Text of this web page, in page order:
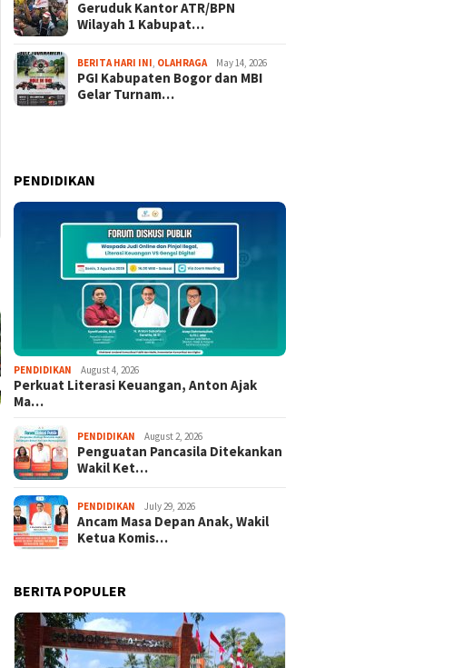
Ketua KONI Apresiasi Atlet
Panjat Tebing Terlibat
Pengibaran Merah Putih
Raksasa
Perkuat Peran Guru PAUD
Sukseskan Wajib Belajar 13
Geruduk Kantor ATR/BPN
Wilayah 1 Kabupat…
BERITA HARI INI OLAHRAGA May 14, 2026
PGI Kabupaten Bogor dan MBI
Gelar Turnam…
PENDIDIKAN
PENDIDIKAN August 4, 2026
Perkuat Literasi Keuangan, Anton Ajak
Ma…
PENDIDIKAN August 2, 2026
Penguatan Pancasila Ditekankan
Wakil Ket…
PENDIDIKAN July 29, 2026
Ancam Masa Depan Anak, Wakil
Ketua Komis…
BERITA POPULER